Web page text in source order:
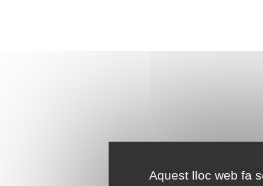
Aquest lloc web fa